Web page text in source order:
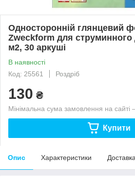
Односторонній глянцевий
Zweckform для струминного
м2, 30 аркуші
В наявності
Код: 25561
Роздріб
130 ₴
Мінімальна сума замовлення на
Купити
Опис Характеристики Доставка